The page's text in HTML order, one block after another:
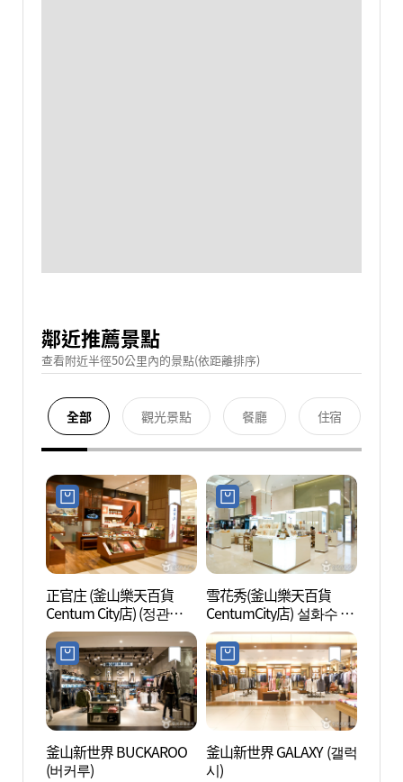
鄰近推薦景點
查看附近半徑50公里內的景點(依距離排序)
全部 觀光景點 餐廳 住宿
正官庄 (釜山樂天百貨
Centum City店) (정관장
(롯데백화점 센텀시티점))
雪花秀(釜山樂天百貨
CentumCity店) 설화수 (롯
데백화점 센텀시티점)
釜山新世界 BUCKAROO
(버커루)
釜山新世界 GALAXY (갤럭
시)